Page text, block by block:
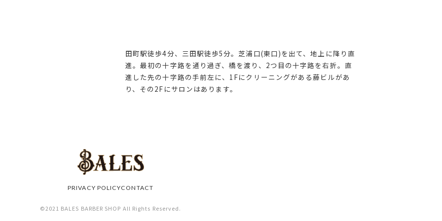
田町駅徒歩4分、三田駅徒歩5分。芝浦口(東口)を出て、地上に降り直
進。最初の十字路を通り過ぎ、橋を渡り、2つ目の十字路を右折。直
進した先の十字路の手前左に、1Fにクリーニングがある藤ビルがあ
り、その2Fにサロンはあります。
PRIVACY POLICYCONTACT
©2021 BALES BARBER SHOP All Rights Reserved.